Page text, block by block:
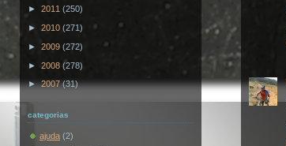
► 2011 (250)
► 2010 (271)
► 2009 (272)
► 2008 (278)
►2007(31)
categorias
ajuda (2)